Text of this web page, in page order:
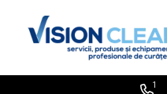
masini curatenie
1